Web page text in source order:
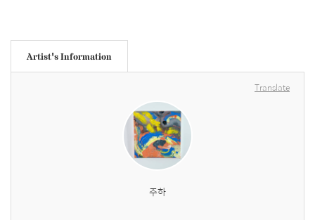
Artist's Information
Translate
주하